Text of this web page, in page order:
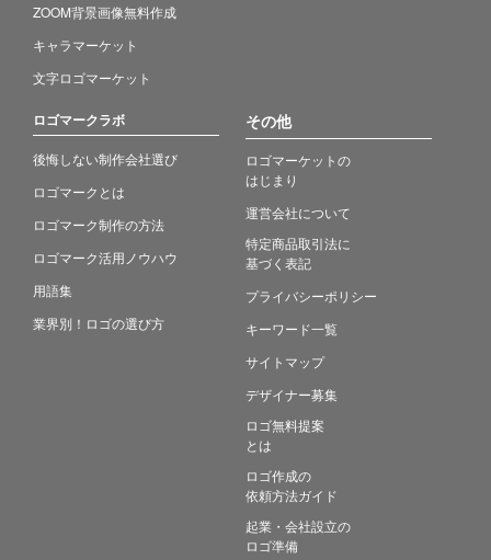
ZOOM背景画像無料作成
キャラマーケット
文字ロゴマーケット
ロゴマークラボ
後悔しない制作会社選び
ロゴマークとは
ロゴマーク制作の方法
ロゴマーク活用ノウハウ
用語集
業界別！ロゴの選び方
その他
ロゴマーケットの
はじまり
運営会社について
特定商品取引法に
基づく表記
プライバシーポリシー
キーワード一覧
サイトマップ
デザイナー募集
ロゴ無料提案
とは
ロゴ作成の
依頼方法ガイド
起業・会社設立の
ロゴ準備